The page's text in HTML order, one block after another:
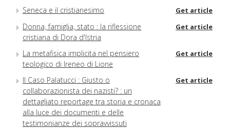
Seneca e il cristianesimo Get article
Donna, famiglia, stato : la riflessione
cristiana di Dora d'Istria
Get article
La metafisica implicita nel pensiero
teologico di Ireneo di Lione
Get article
Il Caso Palatucci : Giusto o
collaborazionista dei nazisti? : un
dettagliato reportage tra storia e cronaca
alla luce dei documenti e delle
testimonianze dei sopravvissuti
Get article